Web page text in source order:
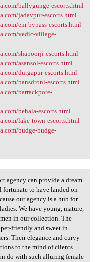
ballygunge-escorts.html
jadavpur-escorts.html
em-bypass-escorts.html
vedic-village-
shapoorji-escorts.html
asansol-escorts.html
durgapur-escorts.html
bansdroni-escorts.html
barrackpore-
behala-escorts.html
lake-town-escorts.html
budge-budge-
agency
agency can provide a dream
fortunate to have landed on
our agency is a hub for
We have young, mature,
in our collection. The
friendly and sweet in
Their elegance and curvy
to the mind of clients.
do with such alluring female